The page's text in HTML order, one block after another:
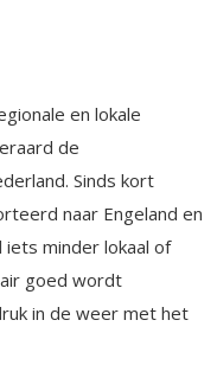
en lokale
de
Sinds kort
naar Engeland en
iets minder lokaal of
goed wordt
in de weer met het